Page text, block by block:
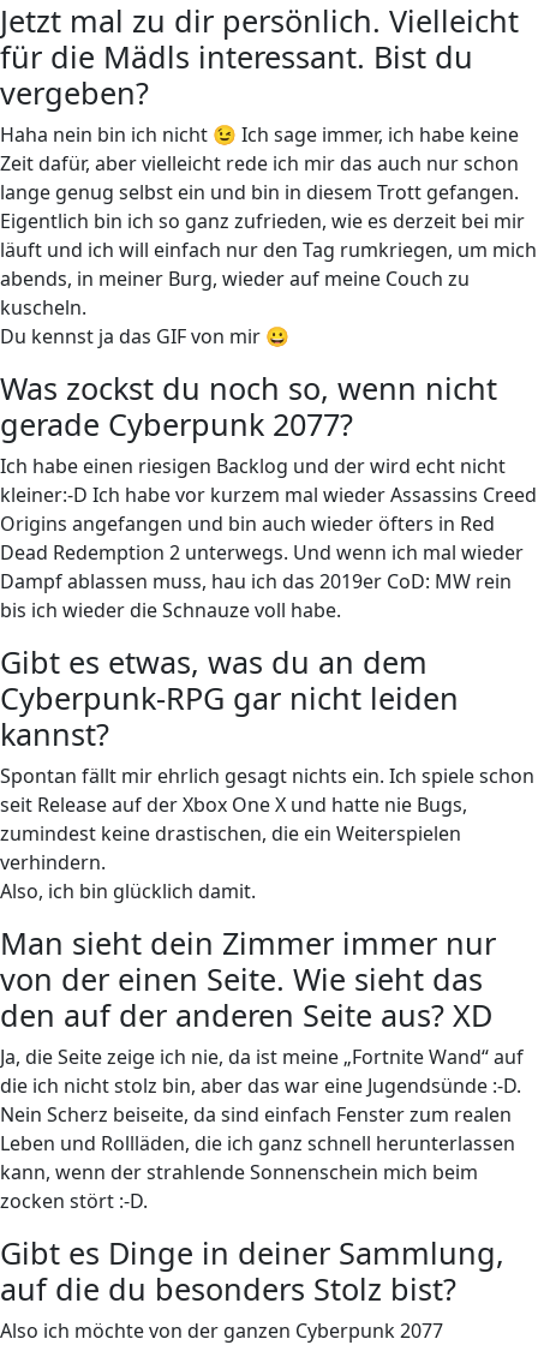
Jetzt mal zu dir persönlich. Vielleicht
für die Mädls interessant. Bist du
vergeben?
Haha nein bin ich nicht 😉 Ich sage immer, ich habe keine
Zeit dafür, aber vielleicht rede ich mir das auch nur schon
lange genug selbst ein und bin in diesem Trott gefangen.
Eigentlich bin ich so ganz zufrieden, wie es derzeit bei mir
läuft und ich will einfach nur den Tag rumkriegen, um mich
abends, in meiner Burg, wieder auf meine Couch zu
kuscheln.
Du kennst ja das GIF von mir 😀
Was zockst du noch so, wenn nicht
gerade Cyberpunk 2077?
Ich habe einen riesigen Backlog und der wird echt nicht
kleiner:-D Ich habe vor kurzem mal wieder Assassins Creed
Origins angefangen und bin auch wieder öfters in Red
Dead Redemption 2 unterwegs. Und wenn ich mal wieder
Dampf ablassen muss, hau ich das 2019er CoD: MW rein
bis ich wieder die Schnauze voll habe.
Gibt es etwas, was du an dem
Cyberpunk-RPG gar nicht leiden
kannst?
Spontan fällt mir ehrlich gesagt nichts ein. Ich spiele schon
seit Release auf der Xbox One X und hatte nie Bugs,
zumindest keine drastischen, die ein Weiterspielen
verhindern.
Also, ich bin glücklich damit.
Man sieht dein Zimmer immer nur
von der einen Seite. Wie sieht das
den auf der anderen Seite aus? XD
Ja, die Seite zeige ich nie, da ist meine „Fortnite Wand“ auf
die ich nicht stolz bin, aber das war eine Jugendsünde :-D.
Nein Scherz beiseite, da sind einfach Fenster zum realen
Leben und Rollläden, die ich ganz schnell herunterlassen
kann, wenn der strahlende Sonnenschein mich beim
zocken stört :-D.
Gibt es Dinge in deiner Sammlung,
auf die du besonders Stolz bist?
Also ich möchte von der ganzen Cyberpunk 2077